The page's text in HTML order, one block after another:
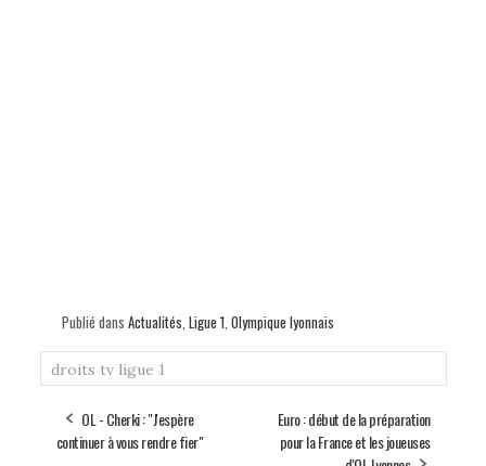
Publié dans Actualités Ligue 1 Olympique lyonnais
droits tv ligue 1
OL - Cherki : "J'espère
continuer à vous rendre fier"
Euro : début de la préparation
pour la France et les joueuses